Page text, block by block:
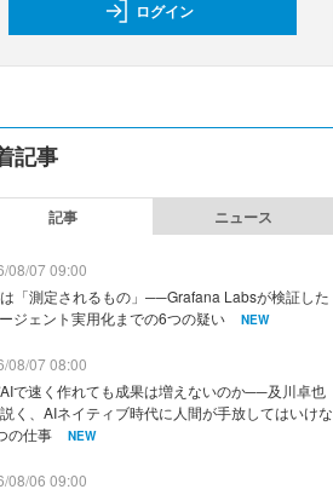
ログイン
記事
記事 ニュース
08/07 09:00
「測定されるもの」──Grafana Labsが検証した
ジェント実用化までの6つの疑い
NEW
08/07 08:00
で速く作れても成果は増えないのか──及川卓也
く、AIネイティブ時代に人間が手放してはいけな
の仕事
NEW
08/06 09:00